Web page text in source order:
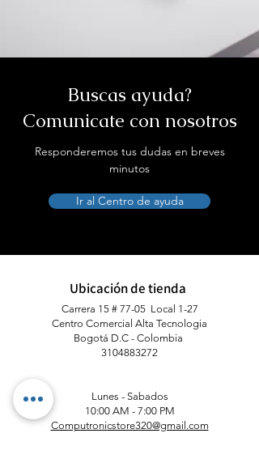
Buscas ayuda?
Comunicate con nosotros
Responderemos tus dudas en breves
minutos
Ir al Centro de ayuda
Ubicación de tienda
Carrera 15 # 77-05 Local 1-27
Centro Comercial Alta Tecnologia
Bogotá D.C - Colombia
​3104883272
Lunes - Sabados
10:00 AM - 7:00 PM
Computronicstore320@gmail.com